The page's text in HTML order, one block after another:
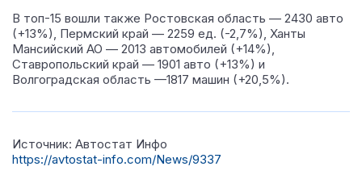
В топ-15 вошли также Ростовская область — 2430 авто
(+13%), Пермский край — 2259 ед. (-2,7%), Ханты
Мансийский АО — 2013 автомобилей (+14%),
Ставропольский край — 1901 авто (+13%) и
Волгоградская область —1817 машин (+20,5%).
Источник: Автостат Инфо
https://avtostat-info.com/News/9337